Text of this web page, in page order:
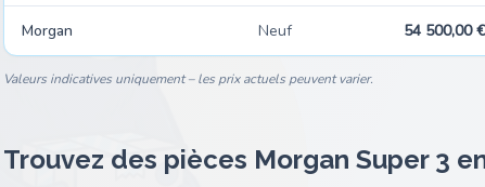
Morgan Neuf 54 500,00 €
Valeurs indicatives uniquement – les prix actuels peuvent varier.
Trouvez des pièces Morgan Super 3